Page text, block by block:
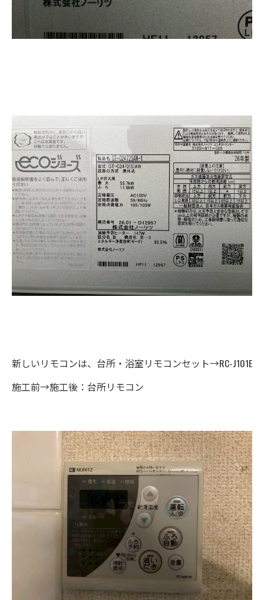
新しいリモコンは、台所・浴室リモコンセット→RC-J101E
施工前→施工後：台所リモコン